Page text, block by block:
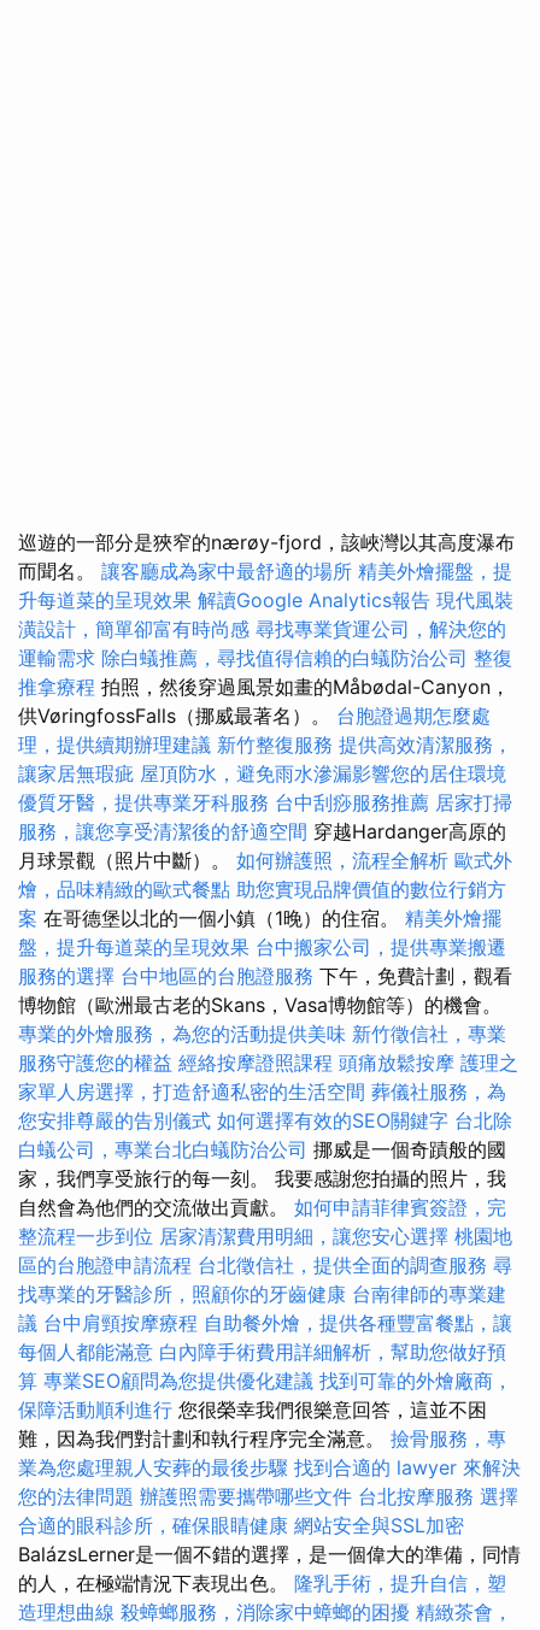
巡遊的一部分是狹窄的nærøy-fjord，該峽灣以其高度瀑布
而聞名。 讓客廳成為家中最舒適的場所 精美外燴擺盤，提
升每道菜的呈現效果 解讀Google Analytics報告 現代風裝
潢設計，簡單卻富有時尚感 尋找專業貨運公司，解決您的
運輸需求 除白蟻推薦，尋找值得信賴的白蟻防治公司 整復
推拿療程 拍照，然後穿過風景如畫的Måbødal-Canyon，
供VøringfossFalls（挪威最著名）。 台胞證過期怎麼處
理，提供續期辦理建議 新竹整復服務 提供高效清潔服務，
讓家居無瑕疵 屋頂防水，避免雨水滲漏影響您的居住環境
優質牙醫，提供專業牙科服務 台中刮痧服務推薦 居家打掃
服務，讓您享受清潔後的舒適空間 穿越Hardanger高原的
月球景觀（照片中斷）。 如何辦護照，流程全解析 歐式外
燴，品味精緻的歐式餐點 助您實現品牌價值的數位行銷方
案 在哥德堡以北的一個小鎮（1晚）的住宿。 精美外燴擺
盤，提升每道菜的呈現效果 台中搬家公司，提供專業搬遷
服務的選擇 台中地區的台胞證服務 下午，免費計劃，觀看
博物館（歐洲最古老的Skans，Vasa博物館等）的機會。
專業的外燴服務，為您的活動提供美味 新竹徵信社，專業
服務守護您的權益 經絡按摩證照課程 頭痛放鬆按摩 護理之
家單人房選擇，打造舒適私密的生活空間 葬儀社服務，為
您安排尊嚴的告別儀式 如何選擇有效的SEO關鍵字 台北除
白蟻公司，專業台北白蟻防治公司 挪威是一個奇蹟般的國
家，我們享受旅行的每一刻。 我要感謝您拍攝的照片，我
自然會為他們的交流做出貢獻。 如何申請菲律賓簽證，完
整流程一步到位 居家清潔費用明細，讓您安心選擇 桃園地
區的台胞證申請流程 台北徵信社，提供全面的調查服務 尋
找專業的牙醫診所，照顧你的牙齒健康 台南律師的專業建
議 台中肩頸按摩療程 自助餐外燴，提供各種豐富餐點，讓
每個人都能滿意 白內障手術費用詳細解析，幫助您做好預
算 專業SEO顧問為您提供優化建議 找到可靠的外燴廠商，
保障活動順利進行 您很榮幸我們很樂意回答，這並不困
難，因為我們對計劃和執行程序完全滿意。 撿骨服務，專
業為您處理親人安葬的最後步驟 找到合適的 lawyer 來解決
您的法律問題 辦護照需要攜帶哪些文件 台北按摩服務 選擇
合適的眼科診所，確保眼睛健康 網站安全與SSL加密
BalázsLerner是一個不錯的選擇，是一個偉大的準備，同情
的人，在極端情況下表現出色。 隆乳手術，提升自信，塑
造理想曲線 殺蟑螂服務，消除家中蟑螂的困擾 精緻茶會，